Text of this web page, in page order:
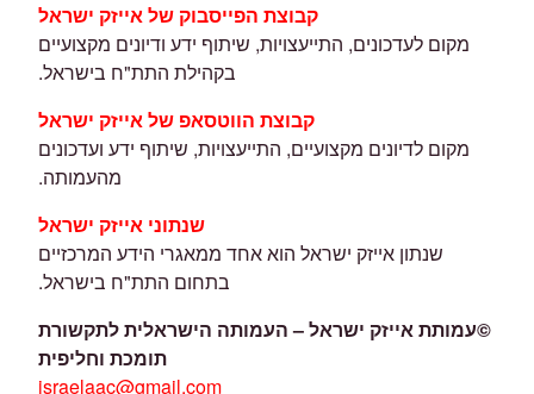
קבוצת הפייסבוק של אייזק ישראל
מקום לעדכונים, התייעצויות, שיתוף ידע ודיונים מקצועיים
בקהילת התת"ח בישראל.
קבוצת הווטסאפ של אייזק ישראל
מקום לדיונים מקצועיים, התייעצויות, שיתוף ידע ועדכונים
מהעמותה.
שנתוני אייזק ישראל
שנתון אייזק ישראל הוא אחד ממאגרי הידע המרכזיים
בתחום התת"ח בישראל.
©עמותת אייזק ישראל – העמותה הישראלית לתקשורת
תומכת וחליפית
israelaac@gmail.com